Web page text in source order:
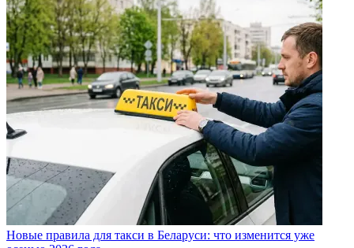
Новые правила для такси в Беларуси: что изменится уже